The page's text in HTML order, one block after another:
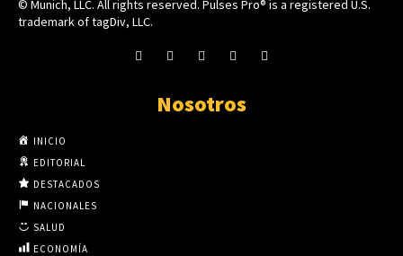
© Munich, LLC. All rights reserved. Pulses Pro® is a registered U.S.
trademark of tagDiv, LLC.
Nosotros
INICIO
EDITORIAL
DESTACADOS
NACIONALES
SALUD
ECONOMÍA